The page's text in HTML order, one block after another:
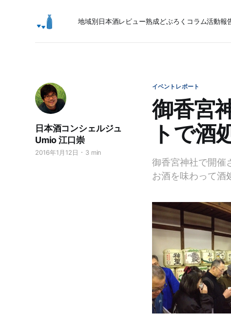
地域別日本酒レビュー熟成どぶろく コラム活動報
イベントレポート
御香宮
トで酒
日本酒コンシェルジュ
Umio 江口崇
2016年1月12日 3 min
御香宮神社で開催
お酒を味わって酒